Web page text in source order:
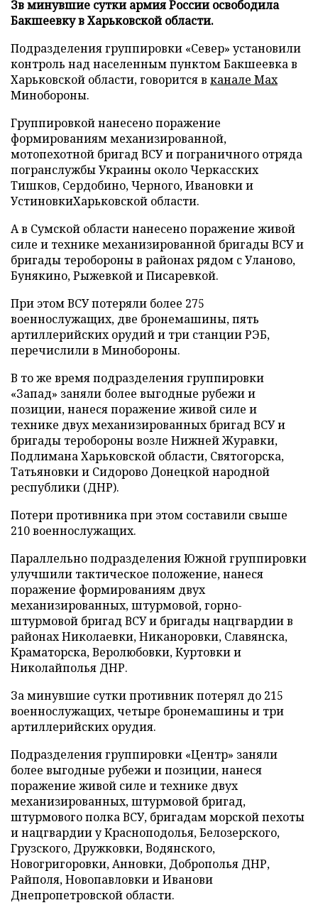
Зв минувшие сутки армия России освободила
Бакшеевку в Харьковской области.
Подразделения группировки «Север» установили
контроль над населенным пунктом Бакшеевка в
Харьковской области, говорится в канале Max
Минобороны.
Группировкой нанесено поражение
формированиям механизированной,
мотопехотной бригад ВСУ и пограничного отряда
погранслужбы Украины около Черкасских
Тишков, Сердобино, Черного, Ивановки и
УстиновкиХарьковской области.
А в Сумской области нанесено поражение живой
силе и технике механизированной бригады ВСУ и
бригады теробороны в районах рядом с Уланово,
Бунякино, Рыжевкой и Писаревкой.
При этом ВСУ потеряли более 275
военнослужащих, две бронемашины, пять
артиллерийских орудий и три станции РЭБ,
перечислили в Минобороны.
В то же время подразделения группировки
«Запад» заняли более выгодные рубежи и
позиции, нанеся поражение живой силе и
технике двух механизированных бригад ВСУ и
бригады теробороны возле Нижней Журавки,
Подлимана Харьковской области, Святогорска,
Татьяновки и Сидорово Донецкой народной
республики (ДНР).
Потери противника при этом составили свыше
210 военнослужащих.
Параллельно подразделения Южной группировки
улучшили тактическое положение, нанеся
поражение формированиям двух
механизированных, штурмовой, горно-
штурмовой бригад ВСУ и бригады нацгвардии в
районах Николаевки, Никаноровки, Славянска,
Краматорска, Веролюбовки, Куртовки и
Николайполья ДНР.
За минувшие сутки противник потерял до 215
военнослужащих, четыре бронемашины и три
артиллерийских орудия.
Подразделения группировки «Центр» заняли
более выгодные рубежи и позиции, нанеся
поражение живой силе и технике двух
механизированных, штурмовой бригад,
штурмового полка ВСУ, бригадам морской пехоты
и нацгвардии у Красноподолья, Белозерского,
Грузского, Дружковки, Водянского,
Новогригоровки, Анновки, Доброполья ДНР,
Райполя, Новопавловки и Иванови
Днепропетровской области.